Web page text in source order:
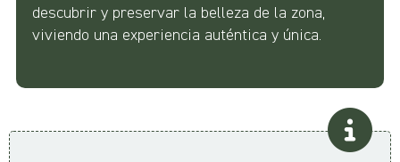
descubrir y preservar la belleza de la zona,
viviendo una experiencia auténtica y única.